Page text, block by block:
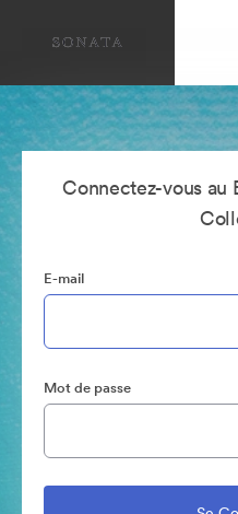
Connectez-vous au
E-mail
Mot de passe